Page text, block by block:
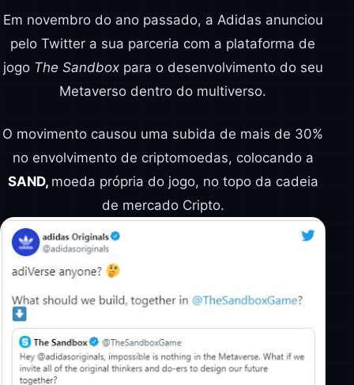
Em novembro do ano passado, a Adidas anunciou
pelo Twitter a sua parceria com a plataforma de
jogo The Sandbox para o desenvolvimento do seu
Metaverso dentro do multiverso.
O movimento causou uma subida de mais de 30%
no envolvimento de criptomoedas, colocando a
SAND, moeda própria do jogo, no topo da cadeia
de mercado Cripto.